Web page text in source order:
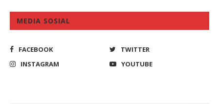
MEDIA SOSIAL
FACEBOOK
TWITTER
INSTAGRAM
YOUTUBE